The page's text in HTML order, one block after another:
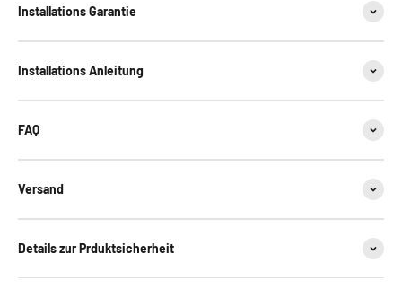
Installations Garantie
Installations Anleitung
FAQ
Versand
Details zur Prduktsicherheit